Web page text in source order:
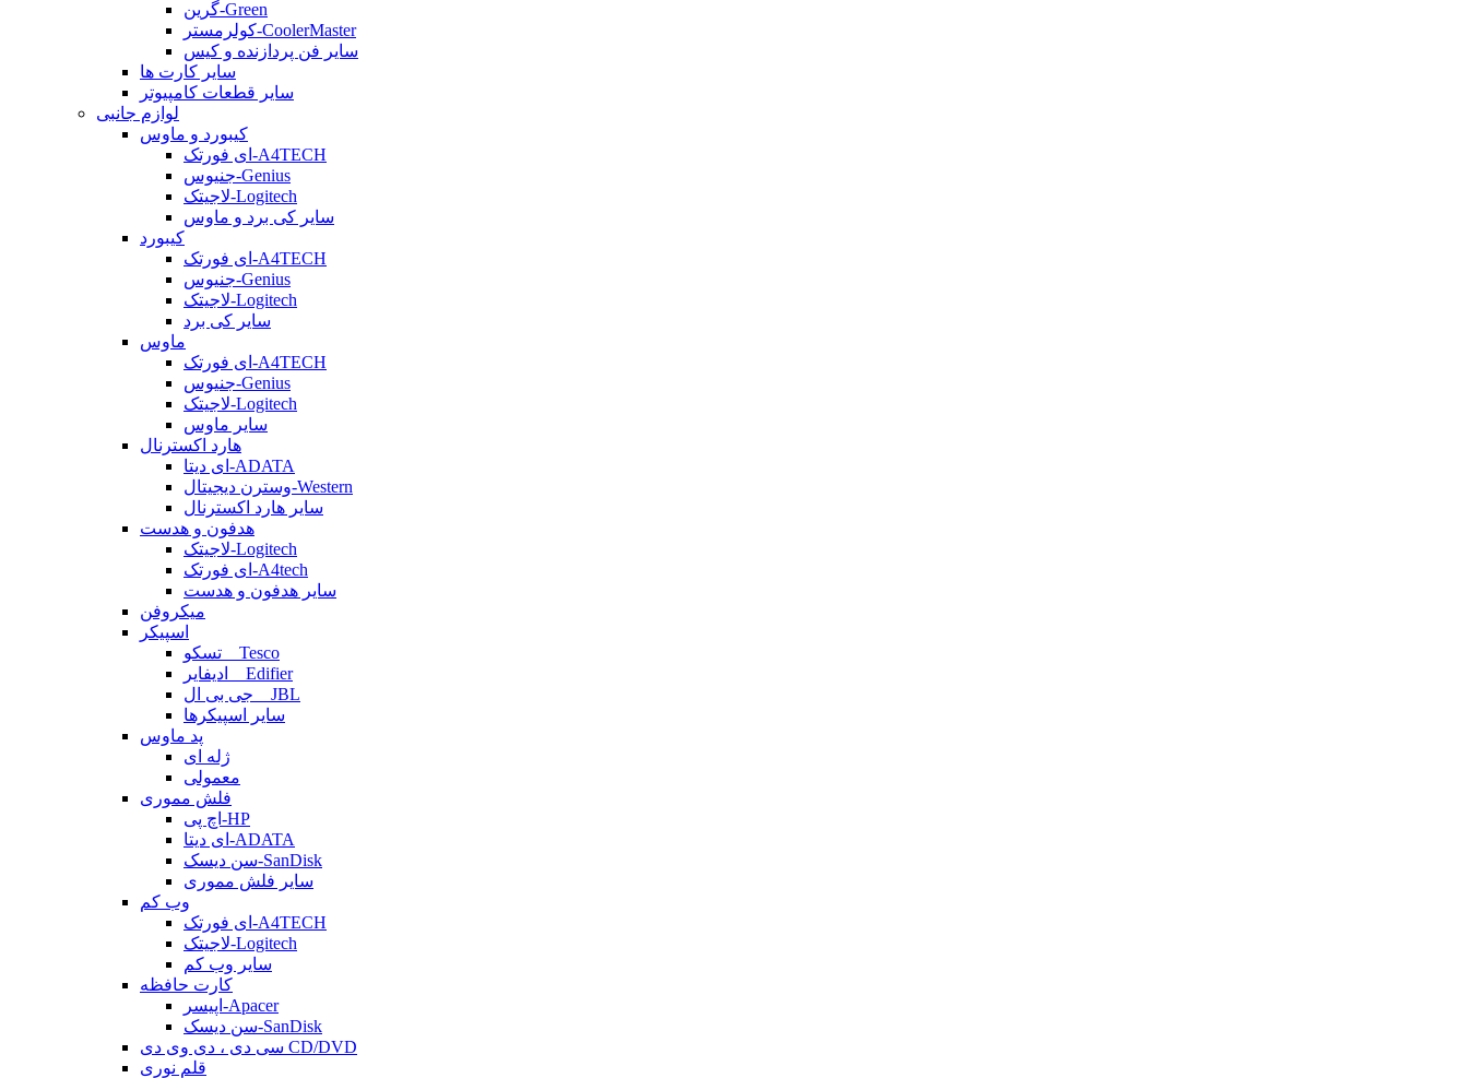
گرین-Green
کولرمستر-CoolerMaster
سایر فن پردازنده و کیس
سایر کارت ها
سایر قطعات کامپیوتر
لوازم جانبی
کیبورد و ماوس
ای فورتک-A4TECH
جنیوس-Genius
لاجیتک-Logitech
سایر کی برد و ماوس
کیبورد
ای فورتک-A4TECH
جنیوس-Genius
لاجیتک-Logitech
سایر کی برد
ماوس
ای فورتک-A4TECH
جنیوس-Genius
لاجیتک-Logitech
سایر ماوس
هارد اکسترنال
ای دیتا-ADATA
وسترن دیجیتال-Western
سایر هارد اکسترنال
هدفون و هدست
لاجیتک-Logitech
ای فورتک-A4tech
سایر هدفون و هدست
میکروفن
اسپیکر
تسکو _ Tesco
ادیفایر _ Edifier
جی بی ال _ JBL
سایر اسپیکرها
پد ماوس
ژله ای
معمولی
فلش مموری
اچ پی-HP
ای دیتا-ADATA
سن دیسک-SanDisk
سایر فلش مموری
وب کم
ای فورتک-A4TECH
لاجیتک-Logitech
سایر وب کم
کارت حافظه
اپیسر-Apacer
سن دیسک-SanDisk
سی دی ، دی وی دی CD/DVD
قلم نوری